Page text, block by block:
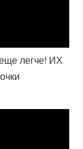
легче! ИХ